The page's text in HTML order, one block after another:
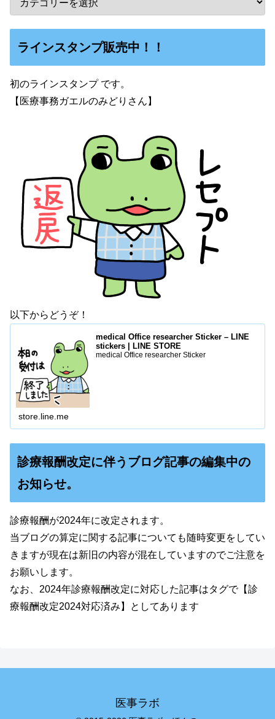
ラインスタンプ販売中！！
初のラインスタンプ です。
【医療事務ガエルのみどりさん】
以下からどうぞ！
medical Office researcher Sticker – LINE
stickers | LINE STORE
medical Office researcher Sticker
store.line.me
診療報酬改定に伴うブログ記事の編集中の
お知らせ。
診療報酬が2024年に改定されます。
当ブログの算定に関する記事についても随時変更をしてい
きますが現在は新旧の内容が混在していますのでご注意を
お願いします。
なお、2024年診療報酬改定に対応した記事はタグで【診
療報酬改定2024対応済み】としてあります
医事ラボ